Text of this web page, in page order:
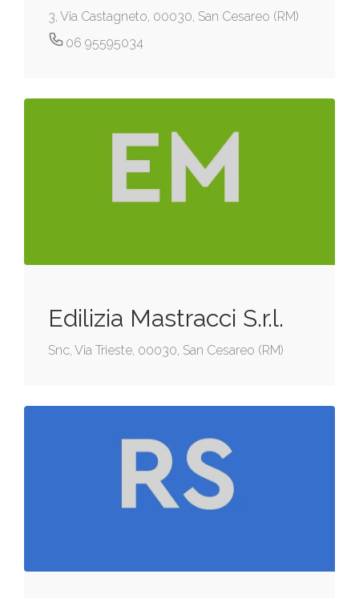
3, Via Castagneto, 00030, San Cesareo (RM)
06 95595034
Edilizia Mastracci S.r.l.
Snc, Via Trieste, 00030, San Cesareo (RM)